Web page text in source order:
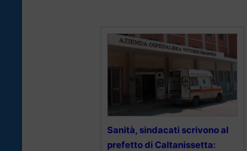
Sanità, sindacati scrivono al
prefetto di Caltanissetta: